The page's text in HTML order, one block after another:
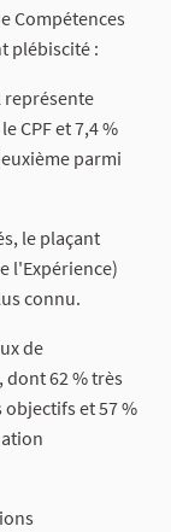
Compétences
plébiscité :
représente
CPF et 7,4 %
parmi
le plaçant
l'Expérience)
connu.
de
dont 62 % très
et 57 %